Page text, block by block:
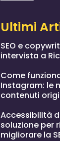
Ultimi
SEO e
intervista a
Come
Instagram: le
contenuti
Accessibilità
soluzione per
migliorare la